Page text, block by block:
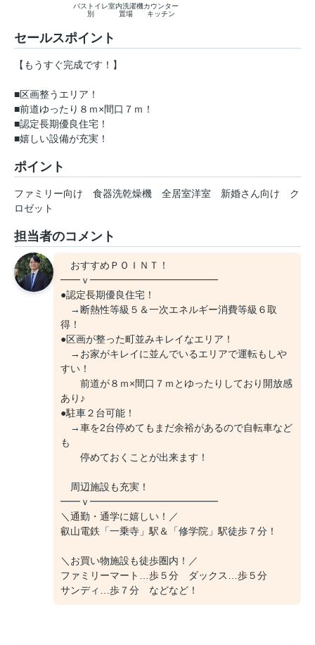
バストイレ
別
室内洗濯機
置場
カウンター
キッチン
セールスポイント
【もうすぐ完成です！】
■区画整うエリア！
■前道ゆったり８ｍ×間口７ｍ！
■認定長期優良住宅！
■嬉しい設備が充実！
ポイント
ファミリー向け 食器洗乾燥機 全居室洋室 新婚さん向け
ク
ロゼット
担当者のコメント
おすすめＰＯＩＮＴ！
━━ｖ━━━━━━━━━━━━━
●認定長期優良住宅！
→断熱性等級５＆一次エネルギー消費等級６取
得！
●区画が整った町並みキレイなエリア！
→お家がキレイに並んでいるエリアで運転もしや
すい！
前道が８ｍ×間口７ｍとゆったりしており開放感
あり♪
●駐車２台可能！
→車を2台停めてもまだ余裕があるので自転車など
も
停めておくことが出来ます！
周辺施設も充実！
━━ｖ━━━━━━━━━━━━━
＼通勤・通学に嬉しい！／
叡山電鉄「一乗寺」駅＆「修学院」駅徒歩７分！
＼お買い物施設も徒歩圏内！／
ファミリーマート…歩５分 ダックス…歩５分
サンディ…歩７分 などなど！